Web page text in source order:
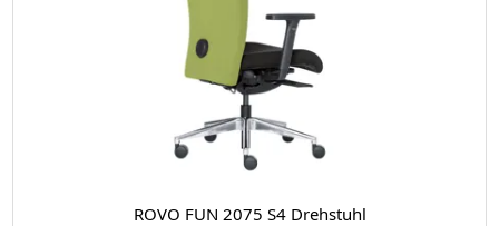
ROVO FUN 2075 S4 Drehstuhl